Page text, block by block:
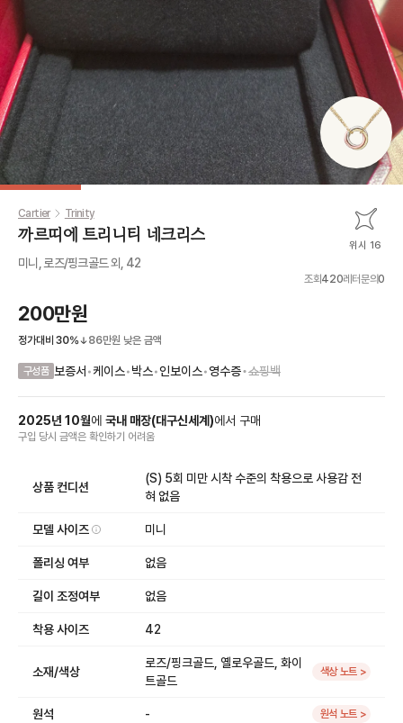
Cartier Trinity
까르띠에 트리니티 네크리스 위시 16
미니, 로즈/핑크골드 외, 42
조회420레터문의0
200만원
정가대비 30% 86만원 낮은 금액
구성품 보증서 •케이스•박스•인보이스•영수증•쇼핑백
2025년 10월에 국내 매장(대구신세계 )에서 구매
구입 당시 금액은 확인하기 어려움
상품 컨디션
(S) 5회 미만 시착 수준의 착용으로 사용감 전
혀 없음
모델 사이즈 미니
폴리싱 여부 없음
길이 조정여부 없음
착용 사이즈 42
소재/색상
로즈/핑크골드, 옐로우골드, 화이
트골드
색상 노트 >
원석 - 원석 노트 >